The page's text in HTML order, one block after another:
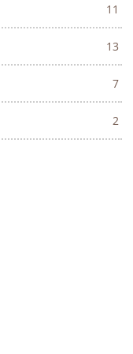
11
13
7
2